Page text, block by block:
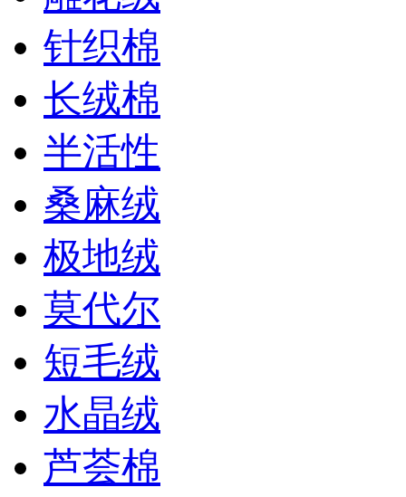
针织棉
长绒棉
半活性
桑麻绒
极地绒
莫代尔
短毛绒
水晶绒
芦荟棉